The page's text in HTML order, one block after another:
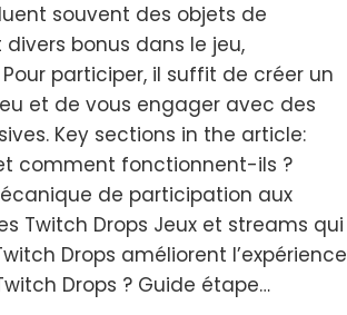
souvent des objets de
bonus dans le jeu,
participer, il suffit de créer un
et de vous engager avec des
Key sections in the article:
comment fonctionnent-ils ?
de participation aux
Twitch Drops Jeux et streams qui
Drops améliorent l’expérience
Drops ? Guide étape…